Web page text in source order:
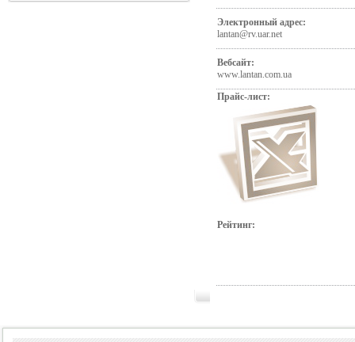
Электронный адрес:
lantan@rv.uar.net
Вебсайт:
www.lantan.com.ua
Прайс-лист:
Рейтинг: